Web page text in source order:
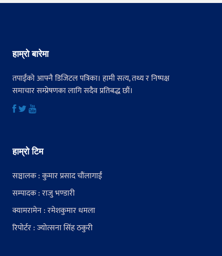
हाम्रो बारेमा
तपाईंको आफ्नै डिजिटल पत्रिका। हामी सत्य, तथ्य र निष्पक्ष
समाचार सम्प्रेषणका लागि सदैव प्रतिबद्ध छौं।
हाम्रो टिम
सञ्चालक : कुमार प्रसाद चौंलागाईं
सम्पादक : राजु भण्डारी
क्यामरामेन : रमेशकुमार धमला
रिपोर्टर : ज्योत्सना सिंह ठकुरी